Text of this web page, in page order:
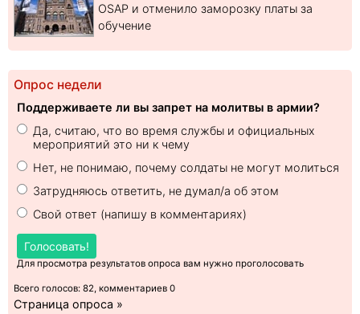
OSAP и отменило заморозку платы за
обучение
Опрос недели
Поддерживаете ли вы запрет на молитвы в армии?
Да, считаю, что во время службы и официальных
мероприятий это ни к чему
Нет, не понимаю, почему солдаты не могут молиться
Затрудняюсь ответить, не думал/а об этом
Свой ответ (напишу в комментариях)
Голосовать!
Для просмотра результатов опроса вам нужно проголосовать
Всего голосов: 82, комментариев 0
Страница опроса »